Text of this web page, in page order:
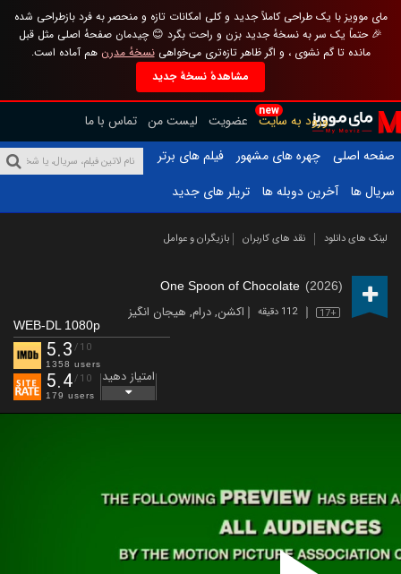
مای موویز با یک طراحی کاملاً جدید و کلی امکانات تازه و منحصر به فرد بازطراحی شده
🎉 حتماً یک سر به نسخهٔ جدید بزن و راحت بگرد 😊 چیدمان صفحهٔ اصلی مثل قبل
مانده تا گم نشوی ، و اگر ظاهر تازه‌تری می‌خواهی نسخهٔ مدرنهم آماده است.
مشاهدهٔ نسخهٔ جدید
new
ورود به سایت عضویت لیست من
تماس با ما
صفحه اصلی
چهره های مشهور
فیلم های برتر
سریال ها
آخرین دوبله ها تریلر های جدید
لینک های دانلود نقد های کاربران بازیگران و عوامل
One Spoon of Chocolate (2026)
17+ 112 دقیقه اکشن,درام, هیجان انگیز
WEB-DL 1080p
5.3/10
1358 users
5.4/10
179 users
امتیاز دهید